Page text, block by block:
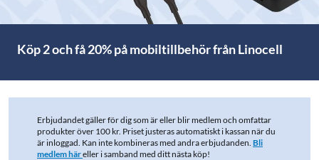
Köp 2 och få 20% på mobiltillbehör från Linocell
Erbjudandet gäller för dig som är eller blir medlem och omfattar
produkter över 100 kr. Priset justeras automatiskt i kassan när du
är inloggad. Kan inte kombineras med andra erbjudanden. Bli
medlem häreller i samband med ditt nästa köp!